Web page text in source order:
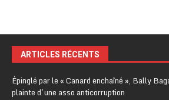
ARTICLES RÉCENTS
Épinglé par le « Canard enchaîné », Bally
plainte d’une asso anticorruption